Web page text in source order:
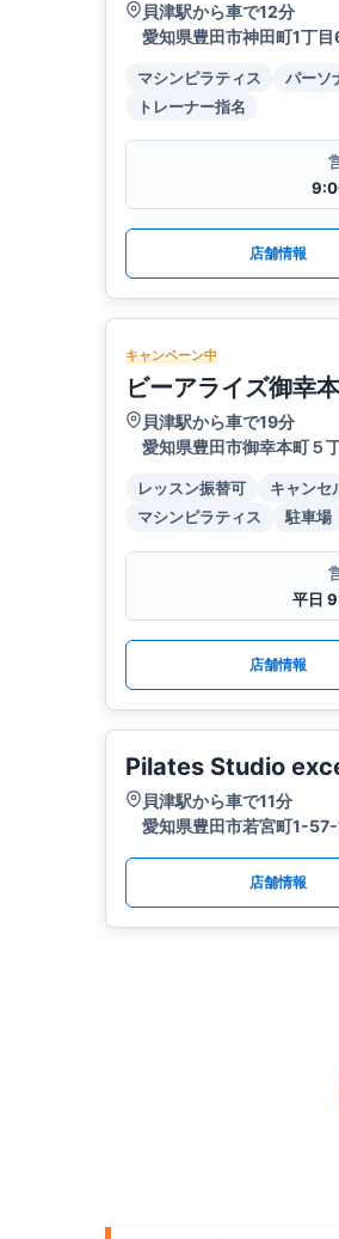
貝津駅から車で12分
愛知県豊田市神田町1丁
マシンピラティス パーソ
トレーナー指名
店舗情報
キャンペーン中
ビーアライズ御幸
貝津駅から車で19分
愛知県豊田市御幸本町５
レッスン振替可 キャンセ
マシンピラティス
駐車場
平日
店舗情報
Pilates Studio
貝津駅から車で11分
愛知県豊田市若宮町1-
店舗情報